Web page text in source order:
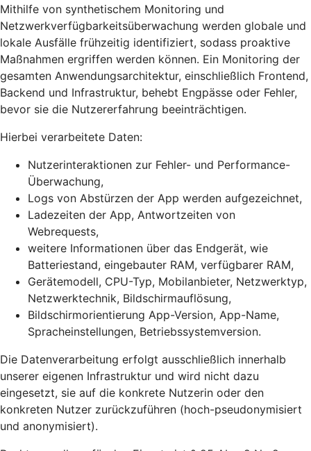
Mithilfe von synthetischem Monitoring und
Netzwerkverfügbarkeitsüberwachung werden globale und
lokale Ausfälle frühzeitig identifiziert, sodass proaktive
Maßnahmen ergriffen werden können. Ein Monitoring der
gesamten Anwendungsarchitektur, einschließlich Frontend,
Backend und Infrastruktur, behebt Engpässe oder Fehler,
bevor sie die Nutzererfahrung beeinträchtigen.
Hierbei verarbeitete Daten:
Nutzerinteraktionen zur Fehler- und Performance-
Überwachung,
Logs von Abstürzen der App werden aufgezeichnet,
Ladezeiten der App, Antwortzeiten von
Webrequests,
weitere Informationen über das Endgerät, wie
Batteriestand, eingebauter RAM, verfügbarer RAM,
Gerätemodell, CPU-Typ, Mobilanbieter, Netzwerktyp,
Netzwerktechnik, Bildschirmauflösung,
Bildschirmorientierung App-Version, App-Name,
Spracheinstellungen, Betriebssystemversion.
Die Datenverarbeitung erfolgt ausschließlich innerhalb
unserer eigenen Infrastruktur und wird nicht dazu
eingesetzt, sie auf die konkrete Nutzerin oder den
konkreten Nutzer zurückzuführen (hoch-pseudonymisiert
und anonymisiert).